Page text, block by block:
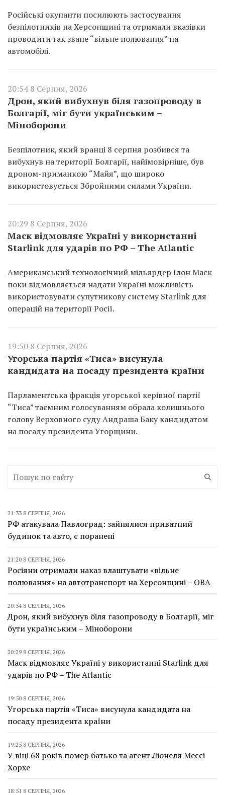
Російські окупанти посилюють застосування
безпілотників на Херсонщині та отримали вказівки
проводити так зване “вільне полювання” на
автомобілі.
20:54 8 Серпня, 2026
Дрон, який вибухнув біля газопроводу в
Болгарії, міг бути українським –
Міноборони
Безпілотник, який вранці 8 серпня розбився та
вибухнув на території Болгарії, найімовірніше, був
дроном-приманкою “Майя”, що широко
використовується Збройними силами України.
20:29 8 Серпня, 2026
Маск відмовляє Україні у використанні
Starlink для ударів по РФ – The Atlantic
Американський технологічний мільярдер Ілон Маск
поки відмовляється надати Україні можливість
використовувати супутникову систему Starlink для
операцій на території Росії.
19:50 8 Серпня, 2026
Угорська партія «Тиса» висунула
кандидата на посаду президента країни
Парламентська фракція угорської керівної партії
“Тиса” таємним голосуванням обрала колишнього
голову Верховного суду Андраша Баку кандидатом
на посаду президента Угорщини.
21:33 8 СЕРПНЯ, 2026
РФ атакувала Павлоград: зайнялися приватний
будинок та авто, є поранені
21:20 8 СЕРПНЯ, 2026
Росіяни отримали наказ влаштувати «вільне
полювання» на автотранспорт на Херсонщині – ОВА
20:54 8 СЕРПНЯ, 2026
Дрон, який вибухнув біля газопроводу в Болгарії, міг
бути українським – Міноборони
20:29 8 СЕРПНЯ, 2026
Маск відмовляє Україні у використанні Starlink для
ударів по РФ – The Atlantic
19:50 8 СЕРПНЯ, 2026
Угорська партія «Тиса» висунула кандидата на
посаду президента країни
19:25 8 СЕРПНЯ, 2026
У віці 68 років помер батько та агент Ліонеля Мессі
Хорхе
18:51 8 СЕРПНЯ, 2026